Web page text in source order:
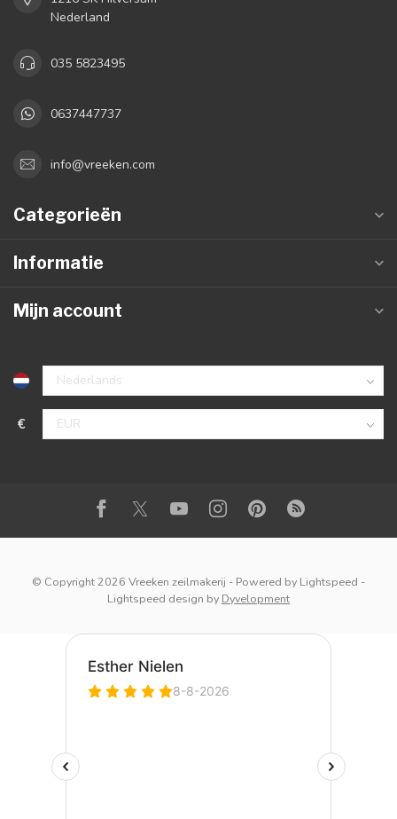
Nederland
035 5823495
0637447737
info@vreeken.com
Categorieën
Informatie
Mijn account
€
© Copyright 2026 Vreeken zeilmakerij - Powered by Lightspeed -
Lightspeed design by Dyvelopment